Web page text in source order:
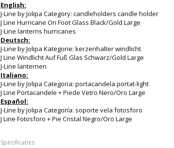
English:
J-Line by Jolipa Category: candleholders candle holder
J Line Hurricane On Foot Glass Black/Gold Large
J-Line lanterns hurricanes
Deutsch:
J-Line by Jolipa Kategorie: kerzenhalter windlicht
J Line Windlicht Auf Fuß Glas Schwarz/Gold Large
J-Line lanternen
Italiano:
J-Line by Jolipa Categoria: portacandela portat-light
J Line Portacandele + Piede Vetro Nero/Oro Large
Español:
J-Line by Jolipa Categoría: soporte vela fotosforo
J Line Fotosforo + Pie Cristal Negro/Oro Large
Specificaties